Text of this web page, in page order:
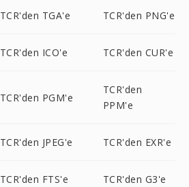
TCR'den TGA'e TCR'den PNG'e
TCR'den ICO'e TCR'den CUR'e
TCR'den PGM'e
TCR'den
PPM'e
TCR'den JPEG'e TCR'den EXR'e
TCR'den FTS'e TCR'den G3'e